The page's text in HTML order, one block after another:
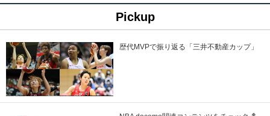
Pickup
歴代MVPで振り返る「三井不動産カップ」